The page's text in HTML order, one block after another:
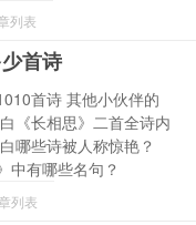
列表
首诗
首诗 其他小伙伴的
《长相思》二首全诗内
哪些诗被人称惊艳？
中有哪些名句？
列表